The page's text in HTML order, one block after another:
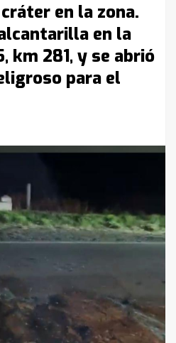
en la zona.
en la
km 281, y se abrió
para el